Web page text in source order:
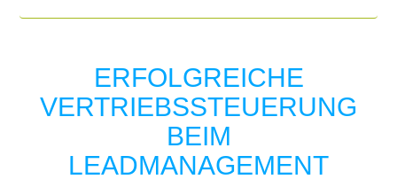
ERFOLGREICHE
VERTRIEBSSTEUERUNG
BEIM
LEADMANAGEMENT